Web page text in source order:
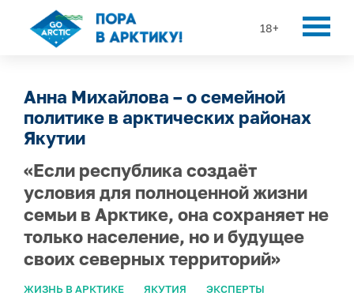
18+
Анна Михайлова – о семейной
политике в арктических районах
Якутии
«Если республика создаёт
условия для полноценной жизни
семьи в Арктике, она сохраняет не
только население, но и будущее
своих северных территорий»
ЖИЗНЬ В АРКТИКЕ ЯКУТИЯ
ЭКСПЕРТЫ